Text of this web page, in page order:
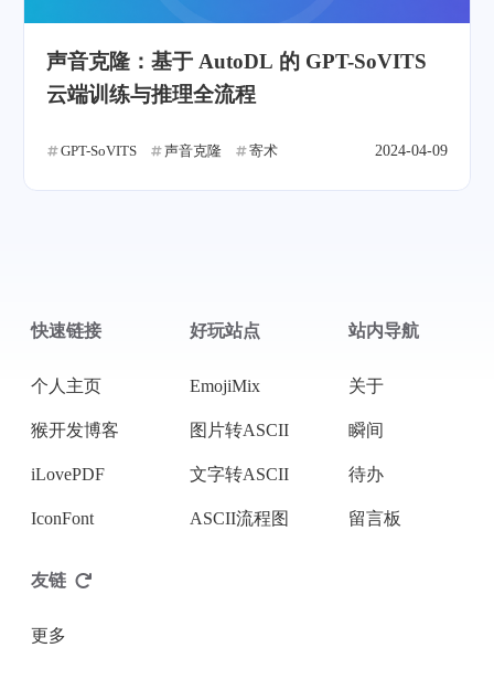
声音克隆：基于 AutoDL 的 GPT-SoVITS
云端训练与推理全流程
GPT-SoVITS 声音克隆 寄术 2024-04-09
快速链接
个人主页
猴开发博客
iLovePDF
IconFont
好玩站点
EmojiMix
图片转ASCII
文字转ASCII
ASCII流程图
站内导航
关于
瞬间
待办
留言板
友链
更多